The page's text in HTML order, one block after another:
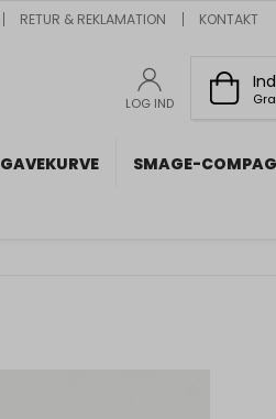
RETUR & REKLAMATION KONTAKT
LOG IND
GAVEKURVE SMAGE-